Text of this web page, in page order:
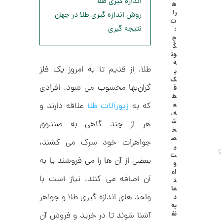
روش اندازه گیری طلا در جهان
نتیجه گیری
طلا، از قدیم تا به امروز یک فلز
گران‌بها محسوب می شود. افرادی
که به زیورآلات طلا علاقه دارند و
هر از چند گاهی به صندوق
جواهرات خود سرک می کشند،
بعضی از آن ها را می فروشند یا به
آن اصافه می کنند، نیاز است با
واحد های اندازه گیری طلا و جواهر
آشنا شوند تا در خرید و فروش آن
ه
را
ت
؛
چ
گ
ون
ه
ی
ک
ق
ط
ع
ه،
ش
خ
ص
ی
ت
و
اع
ت
ما
د
به
نف
ا
ل
ک
ن
م
ل
ا
ک
د
C
R
8
9
1
2
,
0
0
0
ت
و
م
ا
ن
ن
ش
ت2